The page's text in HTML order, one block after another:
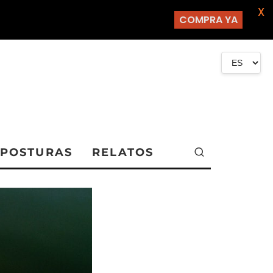
POSTURAS RELATOS
COMPRA YA
X